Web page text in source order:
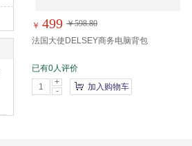
￥ 499 ￥598.80
法国大使DELSEY商务电脑背包
已有0人评价
+
-
加入购物车